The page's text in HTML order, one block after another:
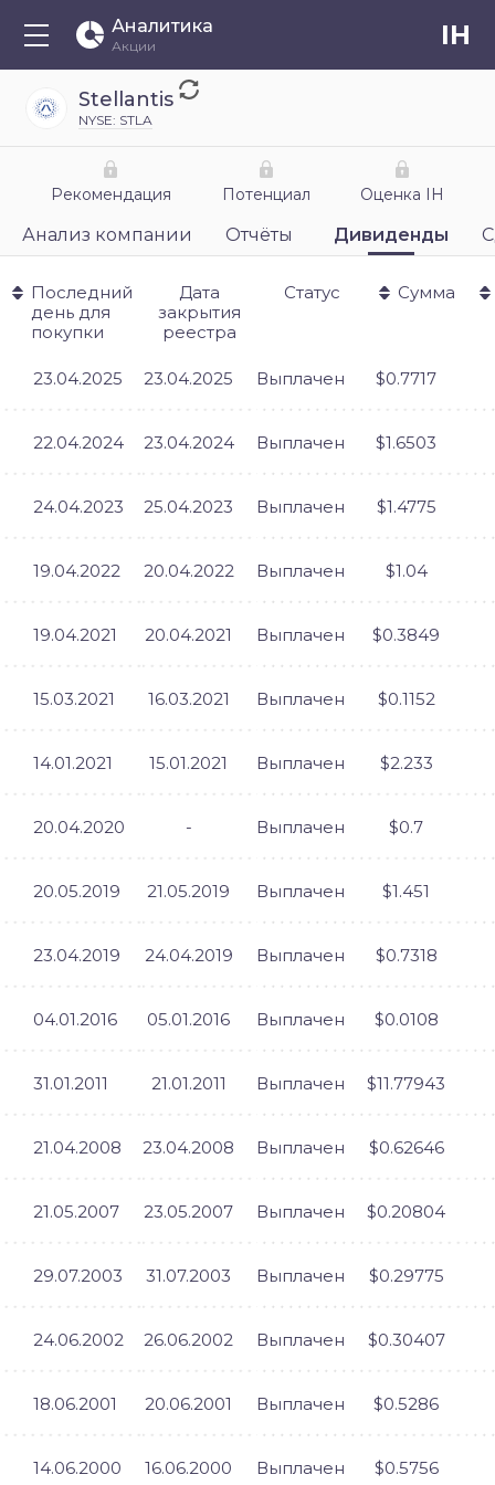
Аналитика
Акции IH
Stellantis
NYSE: STLA
Рекомендация Потенциал Оценка IH
Анализ компании Отчёты Дивиденды
Последний
день для
покупки
Дата
закрытия
реестра
Статус Сумма
23.04.2025 23.04.2025 Выплачен $0.7717
22.04.2024 23.04.2024 Выплачен $1.6503
24.04.2023 25.04.2023 Выплачен $1.4775
19.04.2022 20.04.2022 Выплачен $1.04
19.04.2021 20.04.2021 Выплачен $0.3849
15.03.2021 16.03.2021 Выплачен $0.1152
14.01.2021 15.01.2021 Выплачен $2.233
20.04.2020 - Выплачен $0.7
20.05.2019 21.05.2019 Выплачен $1.451
23.04.2019 24.04.2019 Выплачен $0.7318
04.01.2016 05.01.2016 Выплачен $0.0108
31.01.2011 21.01.2011 Выплачен $11.77943
21.04.2008 23.04.2008 Выплачен $0.62646
21.05.2007 23.05.2007 Выплачен $0.20804
29.07.2003 31.07.2003 Выплачен $0.29775
24.06.2002 26.06.2002 Выплачен $0.30407
18.06.2001 20.06.2001 Выплачен $0.5286
14.06.2000 16.06.2000 Выплачен $0.5756